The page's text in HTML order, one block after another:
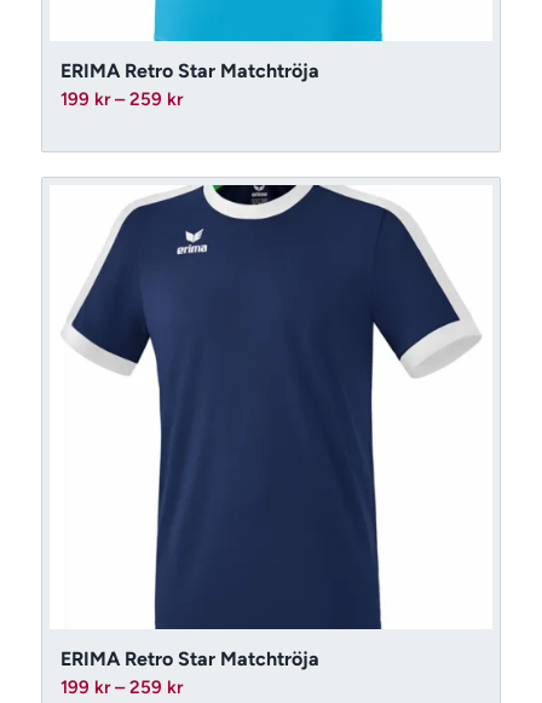
ERIMA Retro Star Matchtröja
199 kr – 259 krPrisintervall:
till
259 kr
ERIMA Retro Star Matchtröja
199 kr – 259 krPrisintervall: